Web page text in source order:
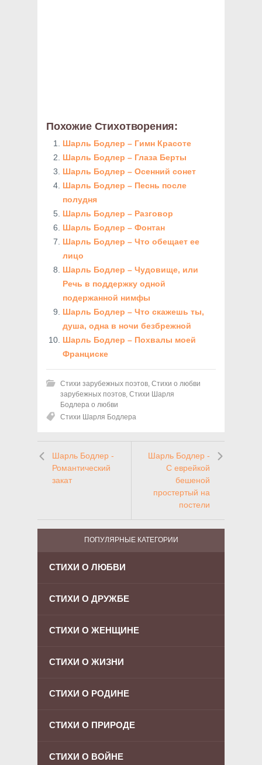
Похожие Стихотворения:
Шарль Бодлер – Гимн Красоте
Шарль Бодлер – Глаза Берты
Шарль Бодлер – Осенний сонет
Шарль Бодлер – Песнь после
полудня
Шарль Бодлер – Разговор
Шарль Бодлер – Фонтан
Шарль Бодлер – Что обещает ее
лицо
Шарль Бодлер – Чудовище, или
Речь в поддержку одной
подержанной нимфы
Шарль Бодлер – Что скажешь ты,
душа, одна в ночи безбрежной
Шарль Бодлер – Похвалы моей
Франциске
Стихи зарубежных поэтов, Стихи о любви
зарубежных поэтов, Стихи Шарля
Бодлера о любви
Стихи Шарля Бодлера
Шарль Бодлер -
Романтический
закат
Шарль Бодлер -
С еврейкой
бешеной
простертый на
постели
ПОПУЛЯРНЫЕ КАТЕГОРИИ
СТИХИ О ЛЮБВИ
СТИХИ О ДРУЖБЕ
СТИХИ О ЖЕНЩИНЕ
СТИХИ О ЖИЗНИ
СТИХИ О РОДИНЕ
СТИХИ О ПРИРОДЕ
СТИХИ О ВОЙНЕ